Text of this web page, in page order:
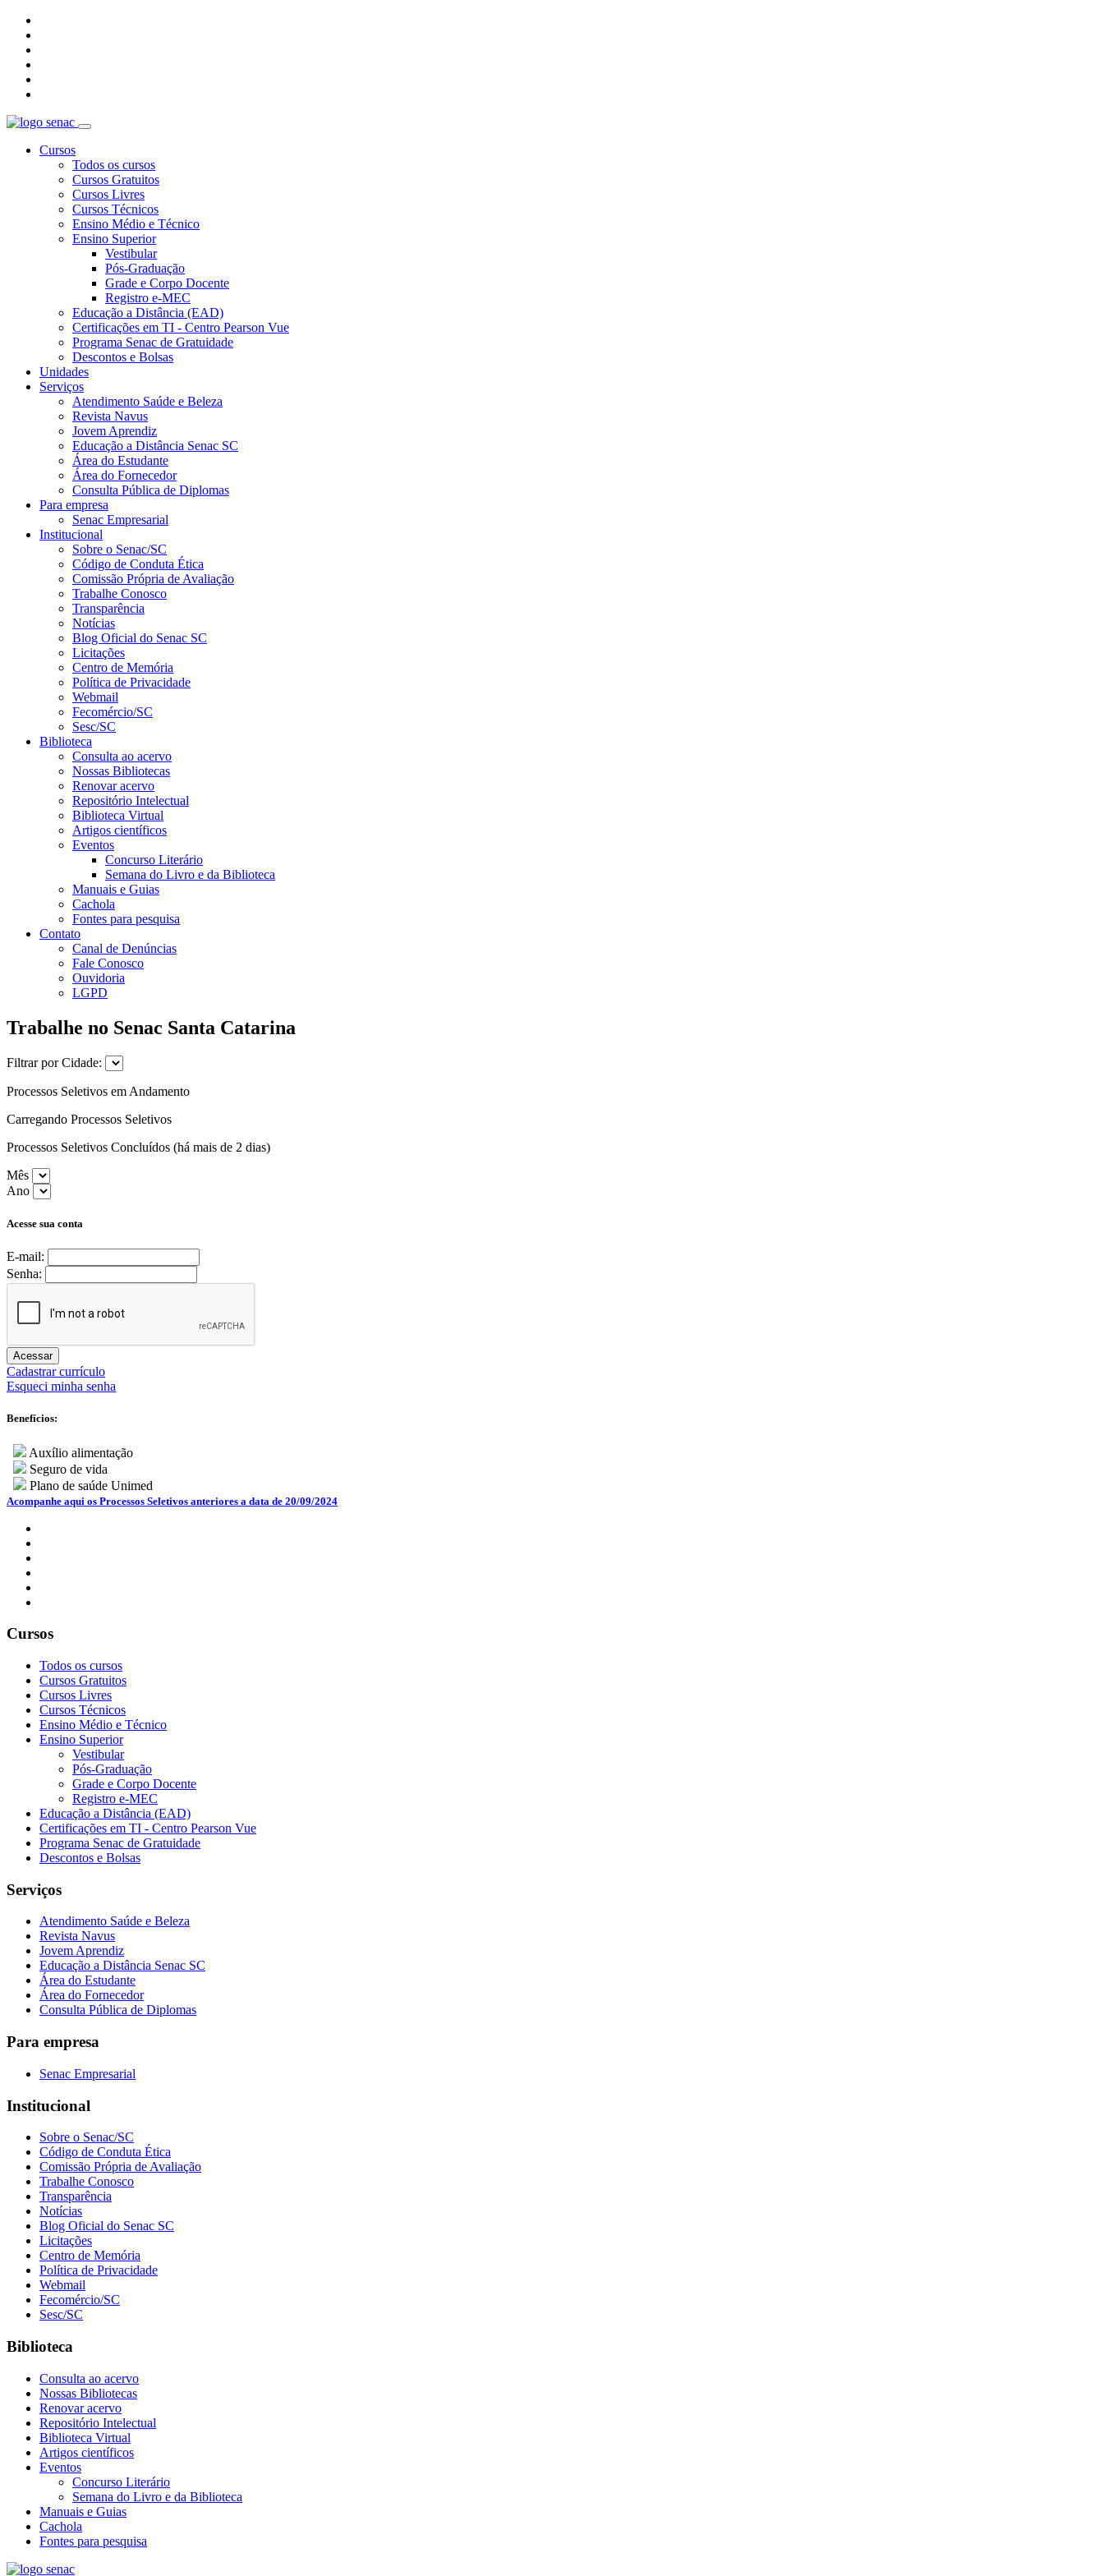
Cursos
Todos os cursos
Cursos Gratuitos
Cursos Livres
Cursos Técnicos
Ensino Médio e Técnico
Ensino Superior
Vestibular
Pós-Graduação
Grade e Corpo Docente
Registro e-MEC
Educação a Distância (EAD)
Certificações em TI - Centro Pearson Vue
Programa Senac de Gratuidade
Descontos e Bolsas
Unidades
Serviços
Atendimento Saúde e Beleza
Revista Navus
Jovem Aprendiz
Educação a Distância Senac SC
Área do Estudante
Área do Fornecedor
Consulta Pública de Diplomas
Para empresa
Senac Empresarial
Institucional
Sobre o Senac/SC
Código de Conduta Ética
Comissão Própria de Avaliação
Trabalhe Conosco
Transparência
Notícias
Blog Oficial do Senac SC
Licitações
Centro de Memória
Política de Privacidade
Webmail
Fecomércio/SC
Sesc/SC
Biblioteca
Consulta ao acervo
Nossas Bibliotecas
Renovar acervo
Repositório Intelectual
Biblioteca Virtual
Artigos científicos
Eventos
Concurso Literário
Semana do Livro e da Biblioteca
Manuais e Guias
Cachola
Fontes para pesquisa
Contato
Canal de Denúncias
Fale Conosco
Ouvidoria
LGPD
Trabalhe no Senac Santa Catarina
Filtrar por Cidade:
Processos Seletivos em Andamento
Carregando Processos Seletivos
Processos Seletivos Concluídos (há mais de 2 dias)
Mês
Ano
Acesse sua conta
E-mail:
Senha:
Acessar
Cadastrar currículo
Esqueci minha senha
Benefícios:
Auxílio alimentação
Seguro de vida
Plano de saúde Unimed
Acompanhe aqui os Processos Seletivos anteriores a data de 20/09/2024
Cursos
Todos os cursos
Cursos Gratuitos
Cursos Livres
Cursos Técnicos
Ensino Médio e Técnico
Ensino Superior
Vestibular
Pós-Graduação
Grade e Corpo Docente
Registro e-MEC
Educação a Distância (EAD)
Certificações em TI - Centro Pearson Vue
Programa Senac de Gratuidade
Descontos e Bolsas
Serviços
Atendimento Saúde e Beleza
Revista Navus
Jovem Aprendiz
Educação a Distância Senac SC
Área do Estudante
Área do Fornecedor
Consulta Pública de Diplomas
Para empresa
Senac Empresarial
Institucional
Sobre o Senac/SC
Código de Conduta Ética
Comissão Própria de Avaliação
Trabalhe Conosco
Transparência
Notícias
Blog Oficial do Senac SC
Licitações
Centro de Memória
Política de Privacidade
Webmail
Fecomércio/SC
Sesc/SC
Biblioteca
Consulta ao acervo
Nossas Bibliotecas
Renovar acervo
Repositório Intelectual
Biblioteca Virtual
Artigos científicos
Eventos
Concurso Literário
Semana do Livro e da Biblioteca
Manuais e Guias
Cachola
Fontes para pesquisa